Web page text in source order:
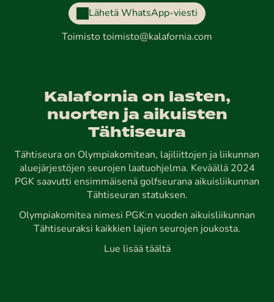
Lähetä WhatsApp-viesti
Toimisto toimisto@kalafornia.com
Kalafornia on lasten,
nuorten ja aikuisten
Tähtiseura
Tähtiseura on Olympiakomitean, lajiliittojen ja liikunnan
aluejärjestöjen seurojen laatuohjelma. Keväällä 2024
PGK saavutti ensimmäisenä golfseurana aikuisliikunnan
Tähtiseuran statuksen.
Olympiakomitea nimesi PGK:n vuoden aikuisliikunnan
Tähtiseuraksi kaikkien lajien seurojen joukosta.
Lue lisää täältä